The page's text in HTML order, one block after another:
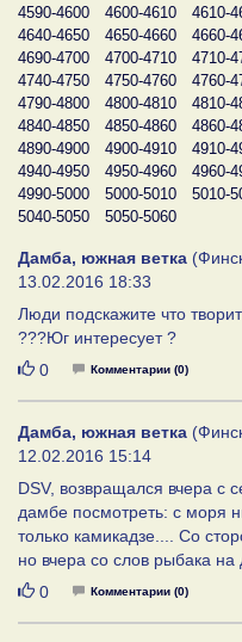
4590-4600
4600-4610 4610-
4640-4650
4650-4660 4660-
4690-4700
4700-4710 4710-
4740-4750
4750-4760 4760-
4790-4800
4800-4810 4810-
4840-4850
4850-4860 4860-
4890-4900
4900-4910 4910-
4940-4950
4950-4960 4960-
4990-5000
5000-5010 5010-
5040-5050
5050-5060
Дамба, южная ветка
13.02.2016 18:33
Люди подскажите что
???Юг интересует ?
Нравится
0 Комментарии (0)
Дамба, южная ветка
12.02.2016 15:14
DSV, возвращался вчера с
дамбе посмотреть: с моря
только камикадзе.... Со
но вчера со слов рыбака
Нравится
0 Комментарии (0)